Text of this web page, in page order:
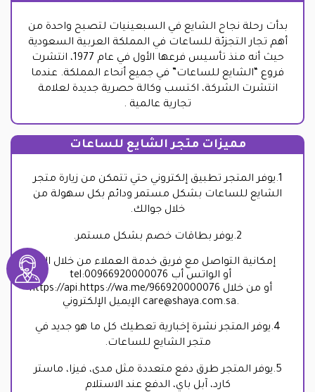
بدأت رحلة نجاح الشايع في السبعينيات لتصبح واحدة من
أهم تجار التجزئة للساعات في المملكة العربية السعودية
حيث أنه منذ تأسيس فرعها الأول في عام 1977، انتشرت
فروع “الشايع للساعات” في جميع أنحاء المملكة. عندما
انتشرت الشركة، اكتسب وكالة حصرية جديدة لعلامة
تجارية عالمية .
مميزات متجر الشايع للساعات
1.يوفر المتجر تطبيق إلكتروني حتي تتمكن من زيارة متجر
الشايع للساعات بشكل مستمر ودائم بكل سهولة من
خلال جوالك.
2.يوفر بطاقات خصم بشكل مستمر.
إمكانية التواصل مع فريق خدمة العملاء من خلال التالي
tel:00966920000076 أو الواتس أب
https://api.https://wa.me/966920000076
care@shaya.com.sa.
4.يوفر المتجر نشرة إخبارية تعطيك كل ما هو جديد في
متجر الشايع للساعات.
5.يوفر المتجر طرق دفع متعددة مثل مدى، فيزا، ماستر
كارد، آبل باي، الدفع عند الاستلام